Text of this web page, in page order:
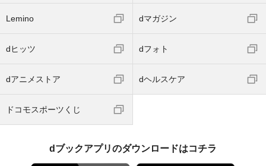
Lemino dマガジン
dヒッツ dフォト
dアニメストア dヘルスケア
ドコモスポーツくじ
dブックアプリのダウンロードはコチラ